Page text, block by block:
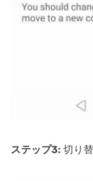
ステップ3: 切り